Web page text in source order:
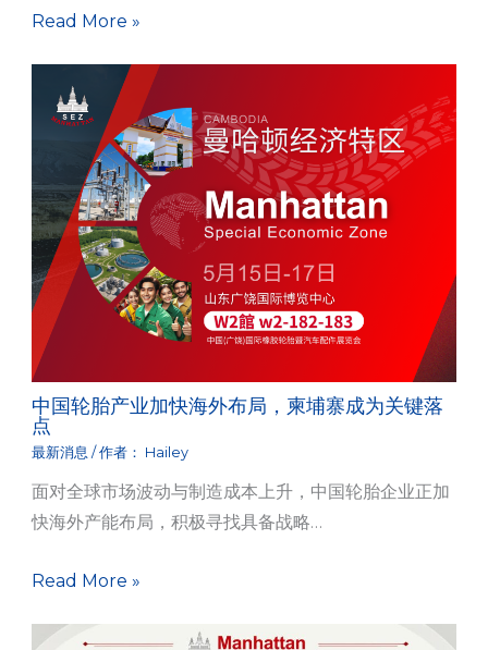
Read More »
中国轮胎产业加快海外布局，柬埔寨成为关键落
点
最新消息 / 作者： Hailey
面对全球市场波动与制造成本上升，中国轮胎企业正加
快海外产能布局，积极寻找具备战略…
Read More »